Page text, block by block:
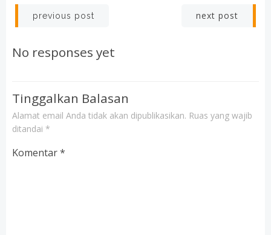
Post
navigation
previous post next post
No responses yet
Tinggalkan Balasan
Alamat email Anda tidak akan dipublikasikan. Ruas yang wajib
ditandai *
Komentar*